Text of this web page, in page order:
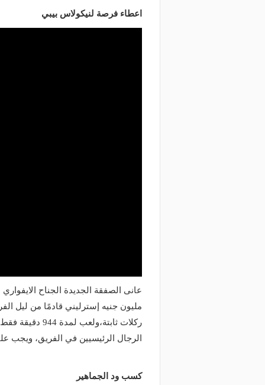
اعطاء فرصة لنيكولاس بيبي
مليون جنيه إسترليني قادمًا من ليل
ركلات
الرجال الرئيسيين في الفريق، ويجب
كسب ود الجماهير